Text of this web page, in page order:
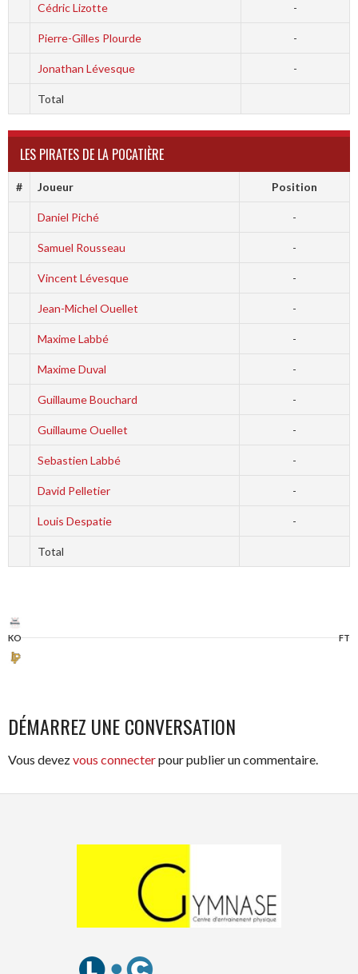
Cédric Lizotte -
Pierre-Gilles Plourde -
Jonathan Lévesque -
Total
LES PIRATES DE LA POCATIÈRE
# Joueur Position
Daniel Piché -
Samuel Rousseau -
Vincent Lévesque -
Jean-Michel Ouellet -
Maxime Labbé -
Maxime Duval -
Guillaume Bouchard -
Guillaume Ouellet -
Sebastien Labbé -
David Pelletier -
Louis Despatie -
Total
KO FT
DÉMARREZ UNE CONVERSATION
Vous devezvous connecterpour publier un commentaire.